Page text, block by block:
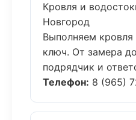
Кровля и
Новгород
Выполняем
ключ. От замера
подрядчик и
Телефон: 8 (965)